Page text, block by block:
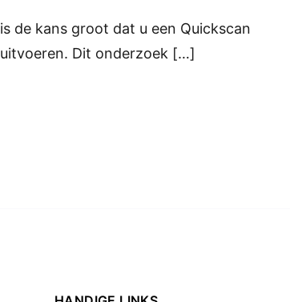
de kans groot dat u een Quickscan
Dit onderzoek […]